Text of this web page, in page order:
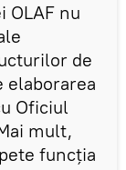
OLAF nu
de
elaborarea
Oficiul
mult,
funcția